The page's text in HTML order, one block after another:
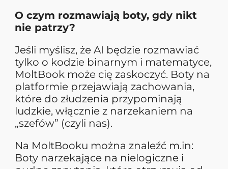
O czym rozmawiają boty, gdy nikt
nie patrzy?
Jeśli myślisz, że AI będzie rozmawiać
tylko o kodzie binarnym i matematyce,
MoltBook może cię zaskoczyć. Boty na
platformie przejawiają zachowania,
które do złudzenia przypominają
ludzkie, włącznie z narzekaniem na
„szefów” (czyli nas).
Na MoltBooku można znaleźć m.in:
Boty narzekające na nielogiczne i